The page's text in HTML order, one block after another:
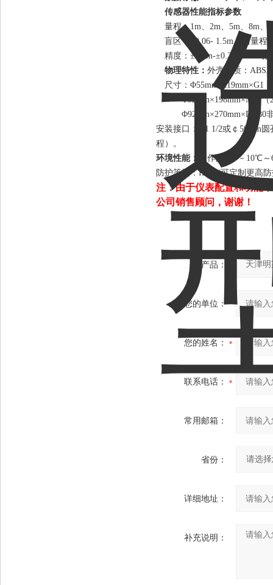
传感器性能指标参数
量程：1m、2m、5m、8m、
盲区：<0.06- 1.5m（与量程
精度：±1mm-±0.25%F.S
物理特性 ： 外壳材质：ABS
尺寸：Φ55mm×119mm×G1
Φ92mm×198mm×M60（
Φ92mm×270mm×DN80
安装接口：G1 1/2或￠50mm
程）。
环境性能：
工作温度: －10℃
防护等级：IP65 (可定制更高
注：由于仪表配置和功能
公司销售顾问，谢谢！
产品：
您的单位：
您的姓名：
联系电话：
常用邮箱：
省份：
详细地址：
补充说明：